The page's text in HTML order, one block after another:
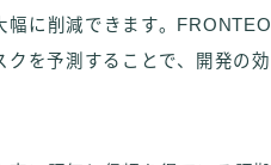
幅に削減できます。FRONTEO
を予測することで、開発の効